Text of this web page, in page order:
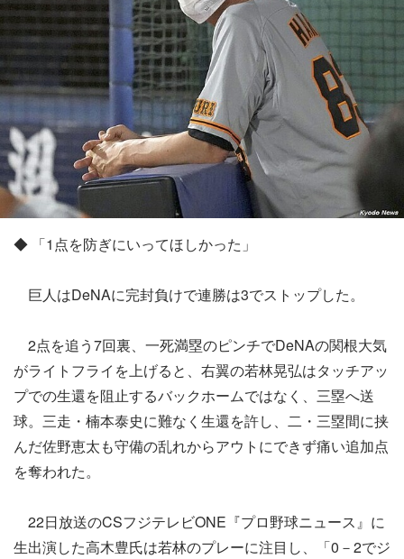
◆ 「1点を防ぎにいってほしかった」
巨人はDeNAに完封負けで連勝は3でストップした。
2点を追う7回裏、一死満塁のピンチでDeNAの関根大気
がライトフライを上げると、右翼の若林晃弘はタッチアッ
プでの生還を阻止するバックホームではなく、三塁へ送
球。三走・楠本泰史に難なく生還を許し、二・三塁間に挟
んだ佐野恵太も守備の乱れからアウトにできず痛い追加点
を奪われた。
22日放送のCSフジテレビONE『プロ野球ニュース』に
生出演した高木豊氏は若林のプレーに注目し、「0－2でジ